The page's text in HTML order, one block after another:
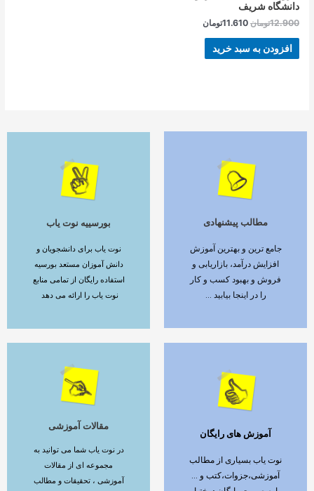
دانشگاه شریف
12.900تومان 11.610تومان
افزودن به سبد خرید
مطالب پیشنهادی
جامع ترین و بهترین آموزش
افزایش درآمد، بازاریابی و
فروش و بهبود کسب و کار
را در اینجا بیابید ...
ادامه مطلب بورسییه نوت یاب
نوت یاب برای دانشجویان و
دانش آموزان مستعد بورسیه
استفاده رایگان از تمامی منابع
نوت یاب را ارائه می دهد
ادامه مطلب
آموزش های رایگان
نوت یاب بسیاری از مطالب
آموزشی،جزوات،کتب و ...
ادامه مطلب
مقالات آموزشی
در نوت یاب شما می توانید به
مجموعه ای از مقالات
آموزشی ، تحقیقات و مطالب